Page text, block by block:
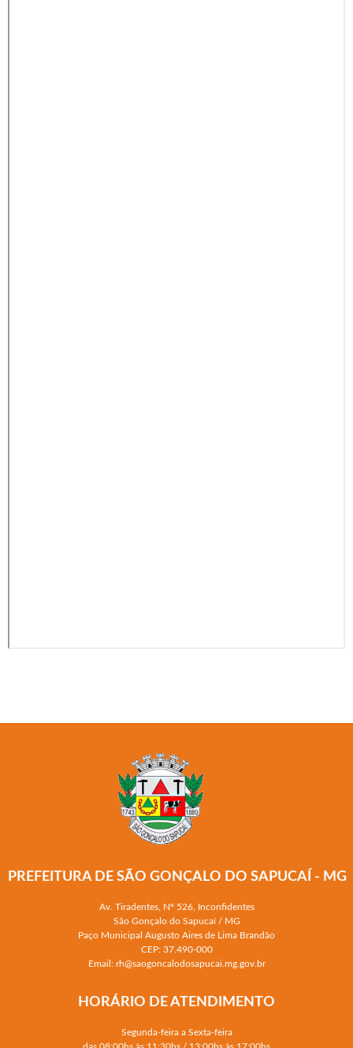
PREFEITURA DE SÃO GONÇALO DO SAPUCAÍ - MG
Av. Tiradentes, Nº 526, Inconfidentes
São Gonçalo do Sapucaí / MG
Paço Municipal Augusto Aires de Lima Brandão
CEP: 37.490-000
Email: rh@saogoncalodosapucai.mg.gov.br
HORÁRIO DE ATENDIMENTO
Segunda-feira a Sexta-feira